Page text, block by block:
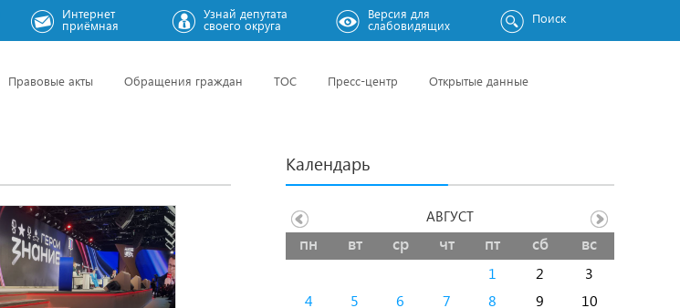
Интернет
приёмная
Узнай депутата
своего округа
Версия для
слабовидящих Поиск
Правовые акты Обращения граждан ТОС Пресс-центр Открытые данные
Календарь
пн вт ср чт пт сб вс
1 2
3
4
5 6 7 8 9
10
АВГУСТ